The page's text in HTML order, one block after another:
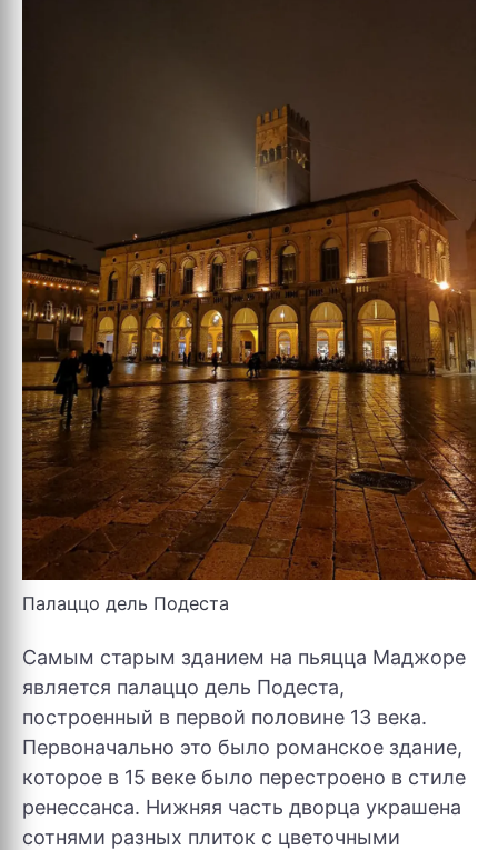
Палаццо дель Подеста
Самым старым зданием на пьяцца Маджоре
является палаццо дель Подеста,
построенный в первой половине 13 века.
Первоначально это было романское здание,
которое в 15 веке было перестроено в стиле
ренессанса. Нижняя часть дворца украшена
сотнями разных плиток с цветочными